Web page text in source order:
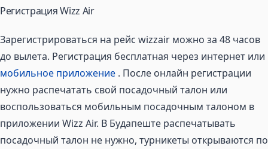
Регистрация Wizz Air
Зарегистрироваться на рейс wizzair можно за 48 часов
до вылета. Регистрация бесплатная через интернет или
мобильное приложение . После онлайн регистрации
нужно распечатать свой посадочный талон или
воспользоваться мобильным посадочным талоном в
приложении Wizz Air. В Будапеште распечатывать
посадочный талон не нужно, турникеты открываются по